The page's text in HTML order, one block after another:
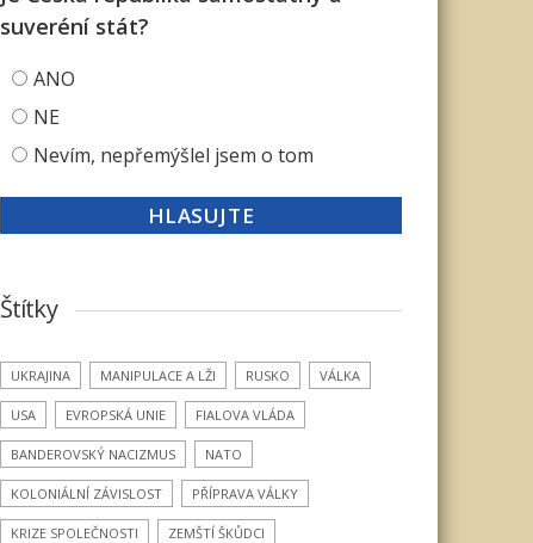
suveréní stát?
ANO
NE
Nevím, nepřemýšlel jsem o tom
Štítky
UKRAJINA MANIPULACE A LŽI RUSKO VÁLKA
USA EVROPSKÁ UNIE FIALOVA VLÁDA
BANDEROVSKÝ NACIZMUS NATO
KOLONIÁLNÍ ZÁVISLOST PŘÍPRAVA VÁLKY
KRIZE SPOLEČNOSTI ZEMŠTÍ ŠKŮDCI